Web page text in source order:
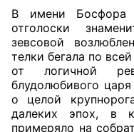
В имени Босфора
отголоски
зевсовой
телки бегала по
от логичной
блудолюбивого
о целой
далеких эпох, в
примеряло на